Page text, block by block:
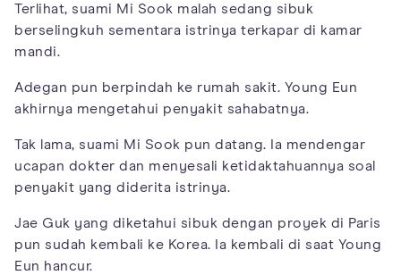
Terlihat, suami Mi Sook malah sedang sibuk
berselingkuh sementara istrinya terkapar di kamar
mandi.
Adegan pun berpindah ke rumah sakit. Young Eun
akhirnya mengetahui penyakit sahabatnya.
Tak lama, suami Mi Sook pun datang. Ia mendengar
ucapan dokter dan menyesali ketidaktahuannya soal
penyakit yang diderita istrinya.
Jae Guk yang diketahui sibuk dengan proyek di Paris
pun sudah kembali ke Korea. Ia kembali di saat Young
Eun hancur.